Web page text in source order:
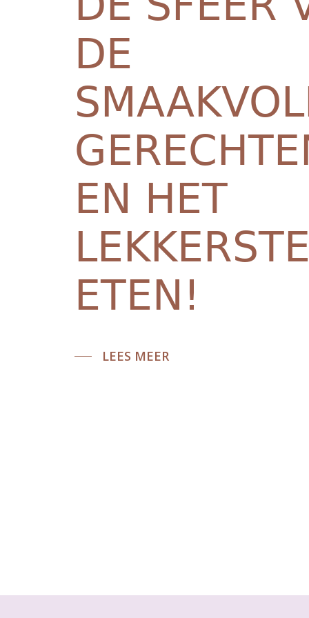
DE
EN HET
LEKKERSTE
ETEN!
LEES MEER